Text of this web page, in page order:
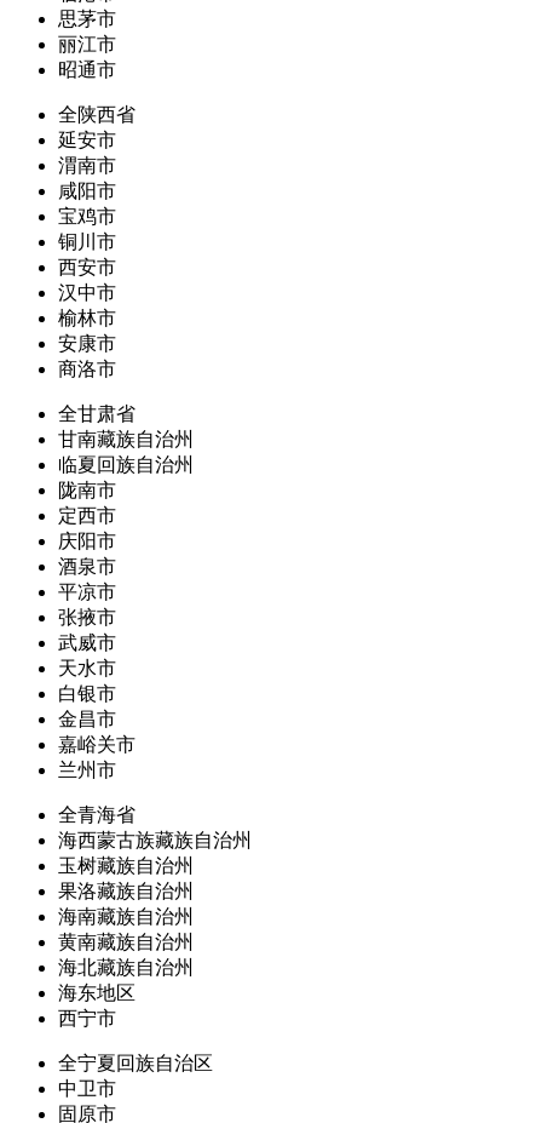
思茅市
丽江市
昭通市
全陕西省
延安市
渭南市
咸阳市
宝鸡市
铜川市
西安市
汉中市
榆林市
安康市
商洛市
全甘肃省
甘南藏族自治州
临夏回族自治州
陇南市
定西市
庆阳市
酒泉市
平凉市
张掖市
武威市
天水市
白银市
金昌市
嘉峪关市
兰州市
全青海省
海西蒙古族藏族自治州
玉树藏族自治州
果洛藏族自治州
海南藏族自治州
黄南藏族自治州
海北藏族自治州
海东地区
西宁市
全宁夏回族自治区
中卫市
固原市